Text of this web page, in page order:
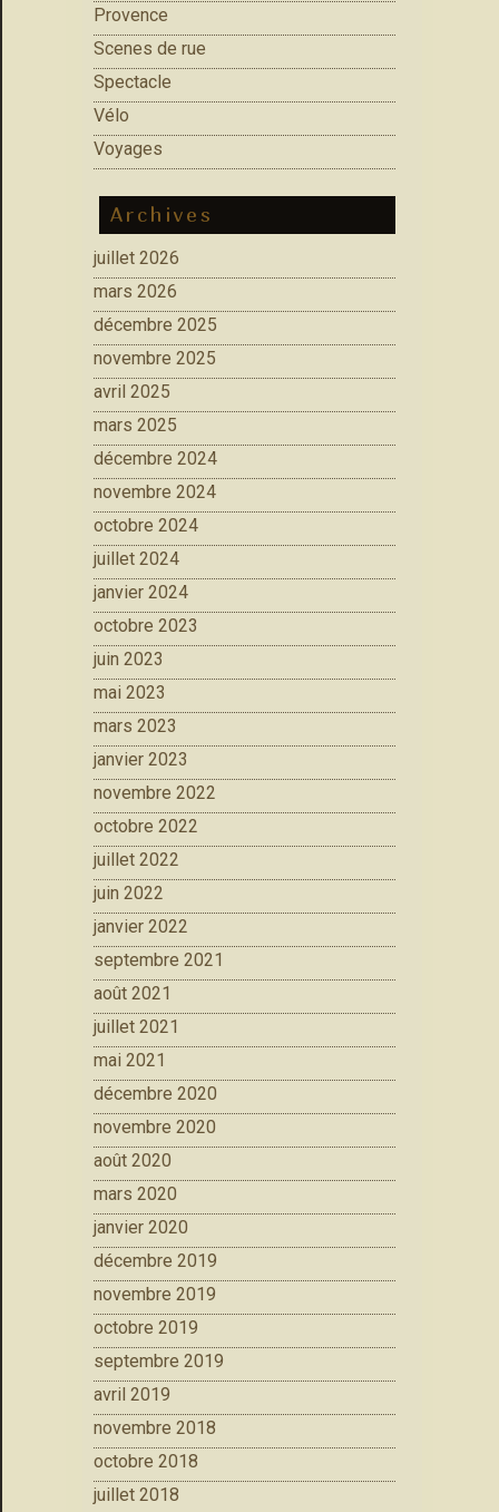
Provence
Scenes de rue
Spectacle
Vélo
Voyages
Archives
juillet 2026
mars 2026
décembre 2025
novembre 2025
avril 2025
mars 2025
décembre 2024
novembre 2024
octobre 2024
juillet 2024
janvier 2024
octobre 2023
juin 2023
mai 2023
mars 2023
janvier 2023
novembre 2022
octobre 2022
juillet 2022
juin 2022
janvier 2022
septembre 2021
août 2021
juillet 2021
mai 2021
décembre 2020
novembre 2020
août 2020
mars 2020
janvier 2020
décembre 2019
novembre 2019
octobre 2019
septembre 2019
avril 2019
novembre 2018
octobre 2018
juillet 2018